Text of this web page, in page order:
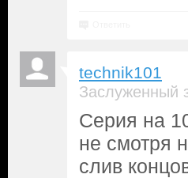
technik101
Заслуженный
Серия на
не смотря
слив